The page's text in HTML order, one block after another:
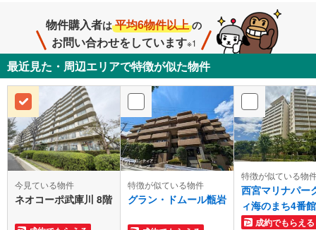
物件購入者は 平均6物件以上 の
お問い合わせをしています※1
最近見た・周辺エリアで特徴が似た物件
今見ている物件
ネオコーポ武庫川 8階
特徴が似ている物件
グラン・ドムール甑岩
特徴が似ている物
西宮マリナパー
ィ海のまち4番館
成約でもらえる